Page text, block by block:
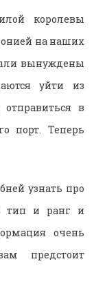
королевы
на наших
вынуждены
уйти из
в
порт. Теперь
узнать про
тип и ранг и
очень
предстоит